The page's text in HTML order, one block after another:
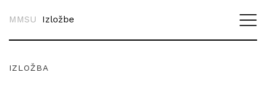
MMSU Izložbe
IZLOŽBA